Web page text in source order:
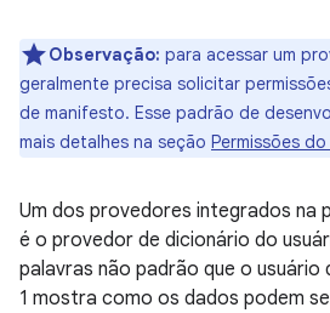
Observação: para acessar um
geralmente precisa solicitar
de manifesto. Esse padrão de
mais detalhes na seção Permissões
Um dos provedores integrados na
é o provedor de dicionário do
palavras não padrão que o usuário
1 mostra como os dados podem